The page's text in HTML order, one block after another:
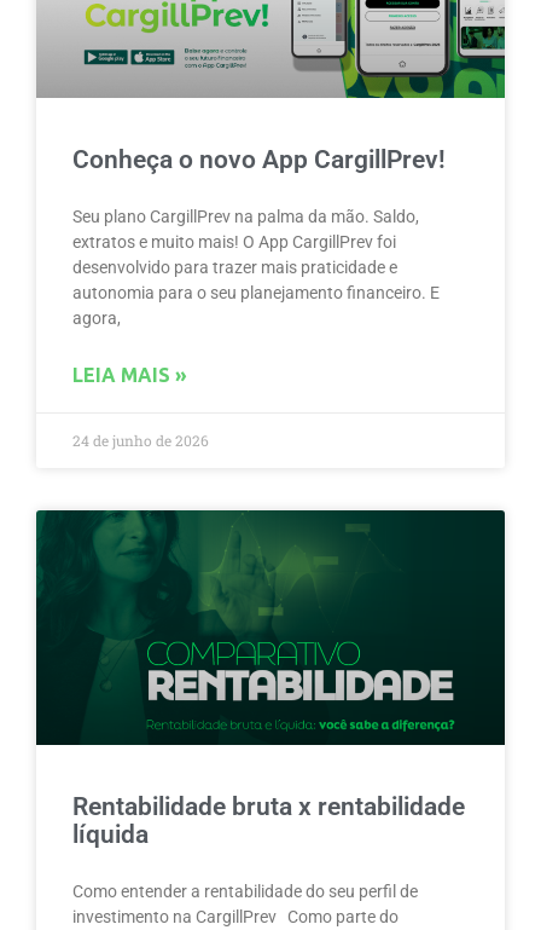
Conheça o novo App CargillPrev!
Seu plano CargillPrev na palma da mão. Saldo,
extratos e muito mais! O App CargillPrev foi
desenvolvido para trazer mais praticidade e
autonomia para o seu planejamento financeiro. E
agora,
LEIA MAIS »
24 de junho de 2026
Rentabilidade bruta x rentabilidade
líquida
Como entender a rentabilidade do seu perfil de
investimento na CargillPrev Como parte do